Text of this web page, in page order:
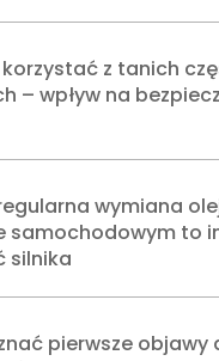
z tanich
– wpływ na
wymiana
samochodowym to
silnika
pierwsze objawy